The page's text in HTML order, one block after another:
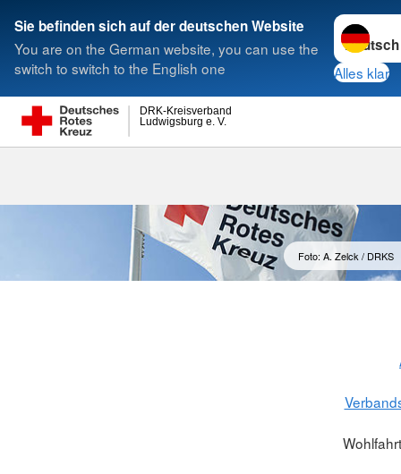
Sie befinden sich auf der deutschen Website
You are on the German website, you can use the
switch to switch to the English one
Sprache
Alles klar
Ludwigsburg e. V.
DRK-Kreisverband
Suche
Foto: A. Zelck / DRKS